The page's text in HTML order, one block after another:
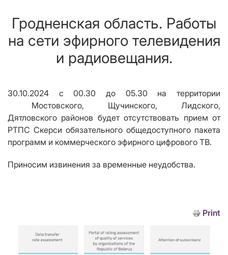
Гродненская область. Работы
на сети эфирного телевидения
и радиовещания.
30.10.2024 с00.30 до 05.30 на территории
Мостовского, Щучинского, Лидского,
Дятловского районов будет отсутствовать приемот
РТПС Скерси обязательного общедоступного пакета
программ и коммерческого эфирного цифрового ТВ.
Приносим извинения за временные неудобства.
Print